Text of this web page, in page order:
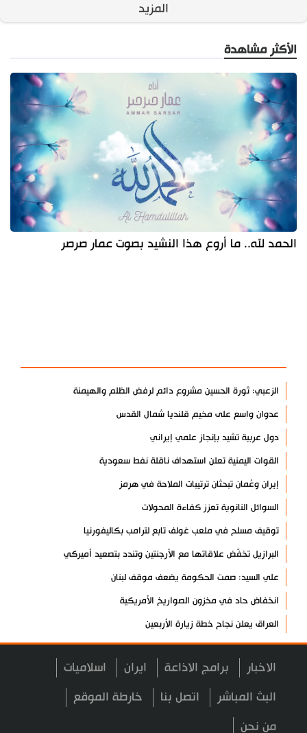
المزيد
الأكثر مشاهدة
الحمد لله.. ما أروع هذا النشيد بصوت عمار صرصر
الزعبي: ثورة الحسين مشروع دائم لرفض الظلم والهيمنة
عدوان واسع على مخيم قلنديا شمال القدس
دول عربية تشيد بإنجاز علمي إيراني
القوات اليمنية تعلن استهداف ناقلة نفط سعودية
إيران وعُمان تبحثان ترتيبات الملاحة في هرمز
السوائل النانوية تعزز كفاءة المحولات
توقيف مسلح في ملعب غولف تابع لترامب بكاليفورنيا
البرازيل تخفّض علاقاتها مع الأرجنتين وتندد بتصعيد أميركي
علي السيد: صمت الحكومة يضعف موقف لبنان
انخفاض حاد في مخزون الصواريخ الأمريكية
العراق يعلن نجاح خطة زيارة الأربعين
رضائي: إيران جاهزة للدفاع عن سيادتها
رئيس بلدية طهران يلتقي مع متولي العتبة الحسينية ومحافظ كربلاء
تقرير مصور.. مراسم عزاء الأربعين بجوار مكان استشهاد الإمام
الاخبار برامج الاذاعة ايران اسلاميات
البث المباشر اتصل بنا خارطة الموقع
من نحن